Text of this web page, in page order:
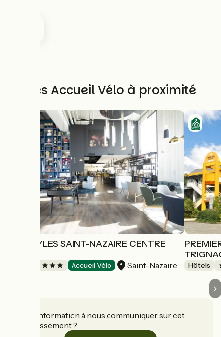
Autres Accueil Vélo à proximité
IBIS STYLES SAINT-NAZAIRE CENTRE
Accueil Vélo Saint-Nazaire Hôtels
Une information à nous communiquer sur cet
établissement ?